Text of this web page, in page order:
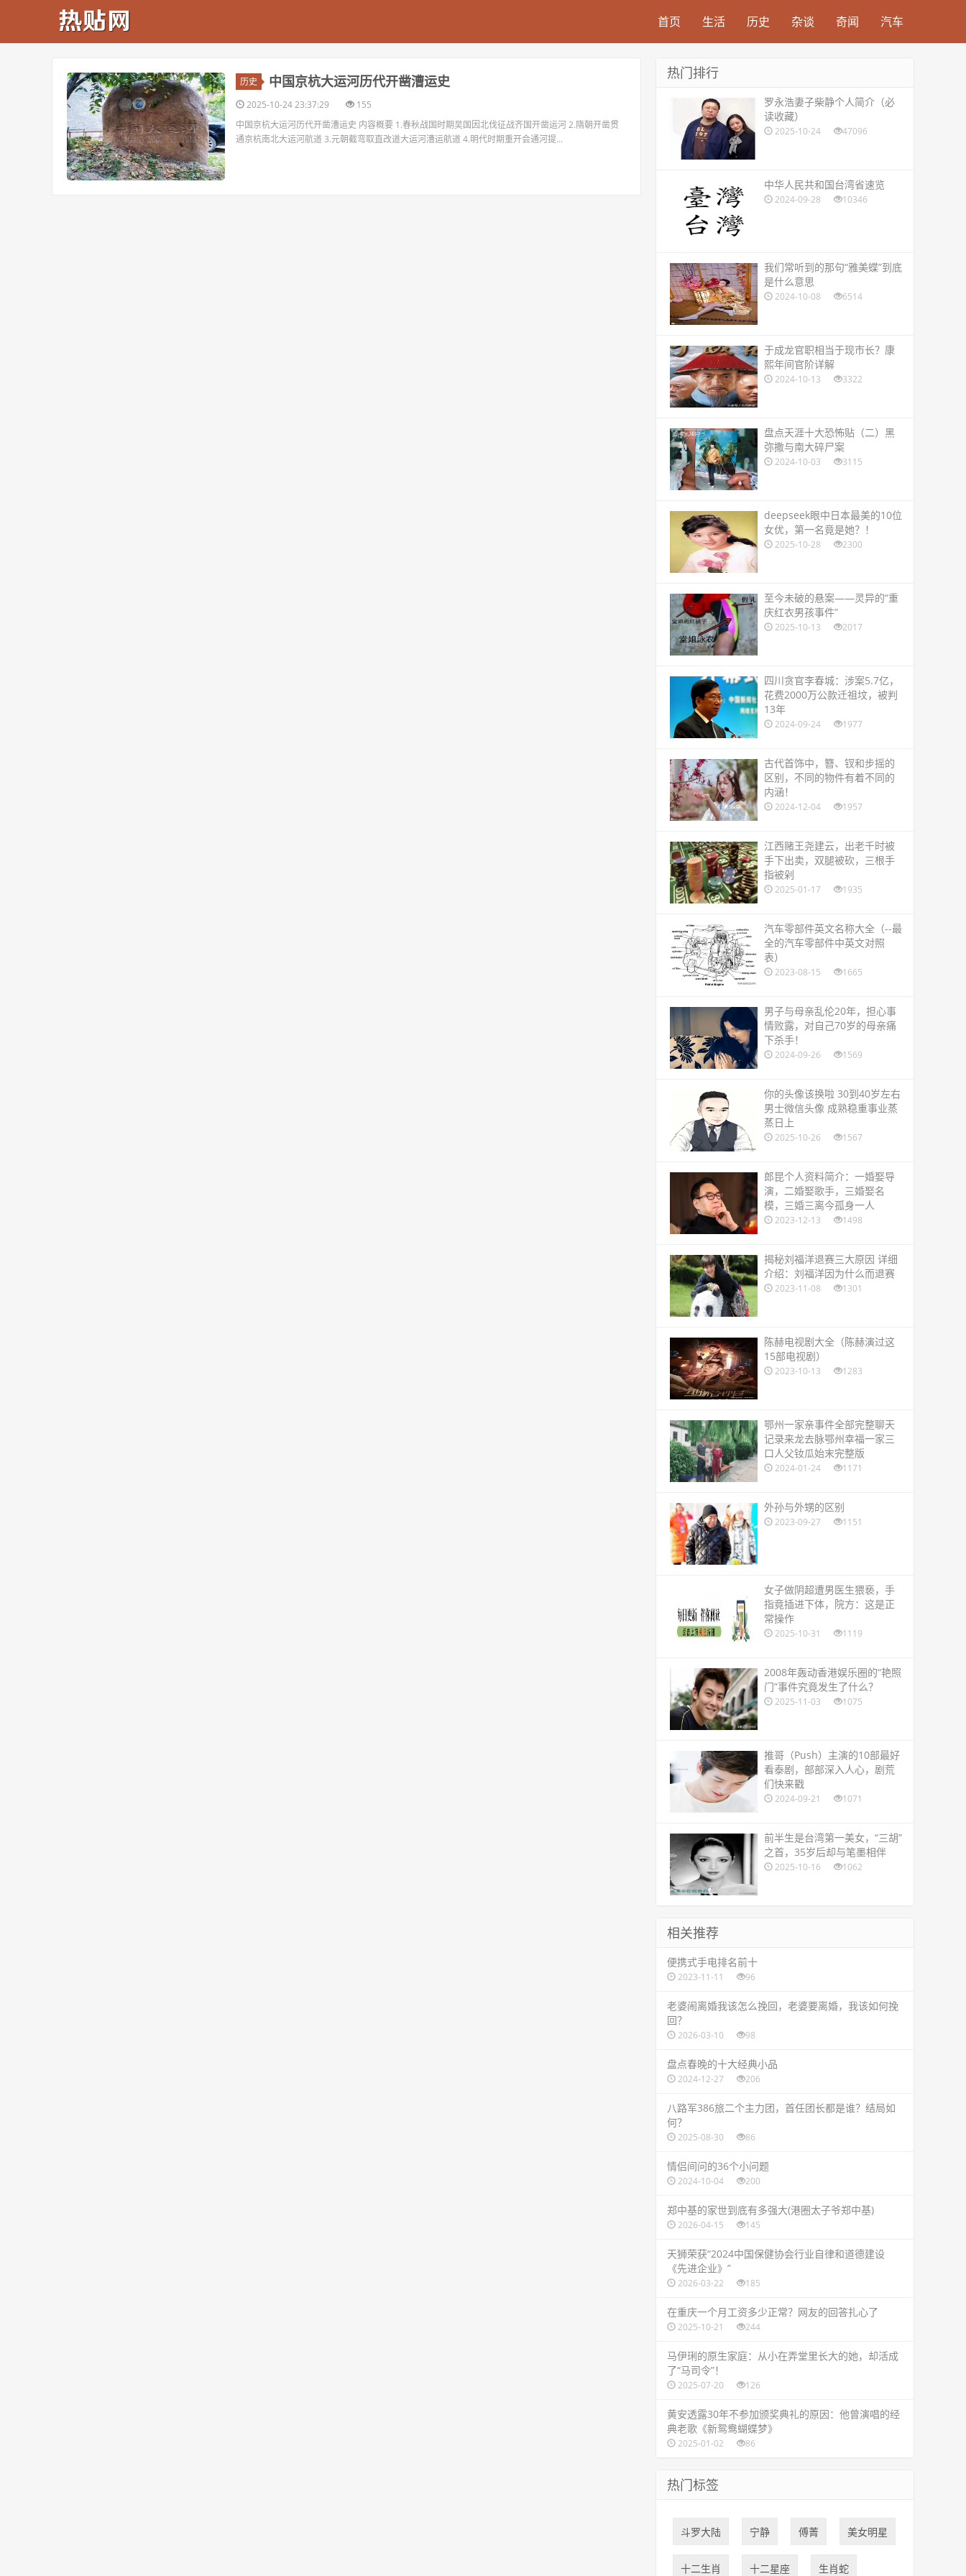
首页 生活 历史 杂谈 奇闻 汽车
历史 中国京杭大运河历代开凿漕运史
2025-10-24 23:37:29
155
中国京杭大运河历代开凿漕运史 内容概要 1.春秋战国时期吴国因北伐征战齐国开凿运河 2.隋朝开凿贯
通京杭南北大运河航道 3.元朝截弯取直改道大运河漕运航道 4.明代时期重开会通河提...
热门排行
​罗永浩妻子柴静个人简介（必
读收藏）
2025-10-24 47096
​中华人民共和国台湾省速览
2024-09-28 10346
​我们常听到的那句“雅美蝶”到底
是什么意思
2024-10-08 6514
​于成龙官职相当于现市长？康
熙年间官阶详解
2024-10-13 3322
​盘点天涯十大恐怖贴（二）黑
弥撒与南大碎尸案
2024-10-03 3115
​deepseek眼中日本最美的10位
女优，第一名竟是她？！
2025-10-28 2300
​至今未破的悬案——灵异的“重
庆红衣男孩事件”
2025-10-13 2017
​四川贪官李春城：涉案5.7亿，
花费2000万公款迁祖坟，被判
13年
2024-09-24 1977
​古代首饰中，簪、钗和步摇的
区别，不同的物件有着不同的
内涵！
2024-12-04 1957
​江西赌王尧建云，出老千时被
手下出卖，双腿被砍，三根手
指被剁
2025-01-17 1935
​汽车零部件英文名称大全（--最
全的汽车零部件中英文对照
表）
2023-08-15 1665
​男子与母亲乱伦20年，担心事
情败露，对自己70岁的母亲痛
下杀手！
2024-09-26 1569
​你的头像该换啦 30到40岁左右
男士微信头像 成熟稳重事业蒸
蒸日上
2025-10-26 1567
​郎昆个人资料简介：一婚娶导
演，二婚娶歌手，三婚娶名
模，三婚三离今孤身一人
2023-12-13 1498
​揭秘刘福洋退赛三大原因 详细
介绍：刘福洋因为什么而退赛
2023-11-08 1301
​陈赫电视剧大全（陈赫演过这
15部电视剧）
2023-10-13 1283
​鄂州一家亲事件全部完整聊天
记录来龙去脉鄂州幸福一家三
口人父钕瓜始末完整版
2024-01-24 1171
​外孙与外甥的区别
2023-09-27 1151
​女子做阴超遭男医生猥亵，手
指竟插进下体，院方：这是正
常操作
2025-10-31 1119
​2008年轰动香港娱乐圈的“艳照
门”事件究竟发生了什么？
2025-11-03 1075
​推哥（Push）主演的10部最好
看泰剧，部部深入人心，剧荒
们快来戳
2024-09-21 1071
​前半生是台湾第一美女，“三胡”
之首，35岁后却与笔墨相伴
2025-10-16 1062
相关推荐
​便携式手电排名前十
2023-11-11 96
老婆闹离婚我该怎么挽回，老婆要离婚，我该如何挽
回？
2026-03-10 98
​盘点春晚的十大经典小品
2024-12-27 206
​八路军386旅二个主力团，首任团长都是谁？结局如
何？
2025-08-30 86
​情侣间问的36个小问题
2024-10-04 200
​郑中基的家世到底有多强大(港圈太子爷郑中基)
2026-04-15 145
​天狮荣获“2024中国保健协会行业自律和道德建设
《先进企业》”
2026-03-22 185
​在重庆一个月工资多少正常？网友的回答扎心了
2025-10-21 244
​马伊琍的原生家庭：从小在弄堂里长大的她，却活成
了“马司令”！
2025-07-20 126
​黄安透露30年不参加颁奖典礼的原因：他曾演唱的经
典老歌《新鸳鸯蝴蝶梦》
2025-01-02 86
热门标签
​斗罗大陆 宁静 傅菁 美女明星
十二生肖 十二星座 生肖蛇